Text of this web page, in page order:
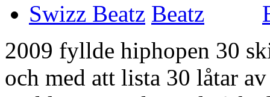
Swizz Beatz
2009 fyllde hiphopen 30
och med att lista 30 låtar